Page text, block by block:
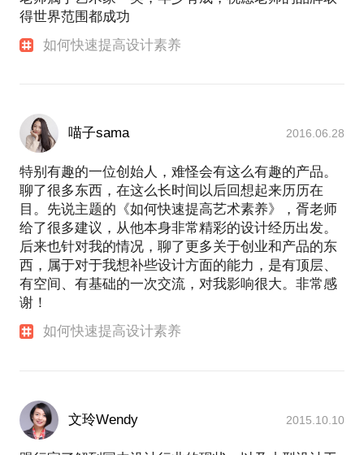
得世界范围都成功
如何快速提高设计素养
喵子sama 2016.06.28
特别有趣的一位创始人，难怪会有这么有趣的产品。
聊了很多东西，在这么长时间以后回想起来历历在
目。先说主题的《如何快速提高艺术素养》，胥老师
给了很多建议，从他本身非常精彩的设计经历出发。
后来也针对我的情况，聊了更多关于创业和产品的东
西，属于对于我想补些设计方面的能力，是有顶层、
有空间、有基础的一次交流，对我影响很大。非常感
谢！
如何快速提高设计素养
文玲Wendy 2015.10.10